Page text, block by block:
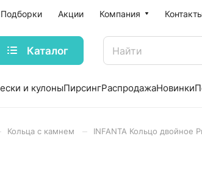
Подборки Акции Компания
Каталог
и кулоныПирсингРаспродажаНовинки
Кольца с камнем INFANTA Кольцо двойное